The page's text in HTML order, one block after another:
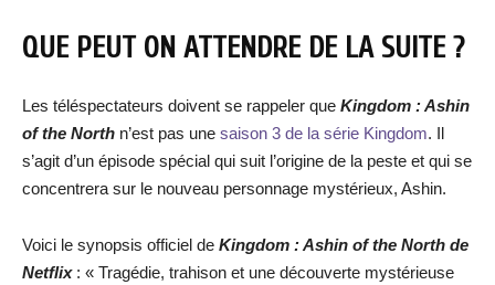
QUE PEUT ON ATTENDRE DE LA SUITE ?
Les téléspectateurs doivent se rappeler que Kingdom : Ashin
of the North n’est pas une saison 3 de la série Kingdom. Il
s’agit d’un épisode spécial qui suit l’origine de la peste et qui se
concentrera sur le nouveau personnage mystérieux, Ashin.
Voici le synopsis officiel de Kingdom : Ashin of the North de
Netflix: « Tragédie, trahison et une découverte mystérieuse